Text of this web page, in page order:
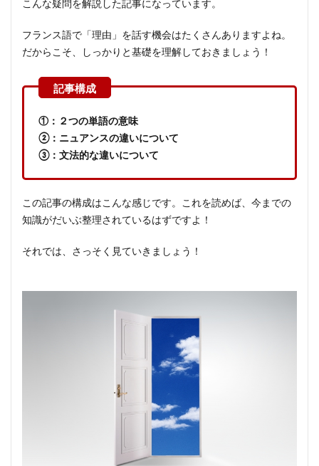
こんな疑問を解説した記事になっています。
フランス語で「理由」を話す機会はたくさんありますよね。
だからこそ、しっかりと基礎を理解しておきましょう！
①：２つの単語の意味
②：ニュアンスの違いについて
③：文法的な違いについて
この記事の構成はこんな感じです。これを読めば、今までの
知識がだいぶ整理されているはずですよ！
それでは、さっそく見ていきましょう！